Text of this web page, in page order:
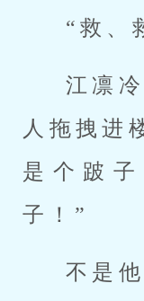
“救
江凛
人拖拽进
是个跛
子！”
不是